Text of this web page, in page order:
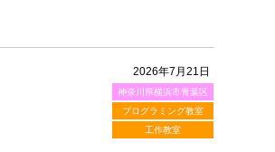
2026年7月21日
神奈川県横浜市青葉区
プログラミング教室
工作教室